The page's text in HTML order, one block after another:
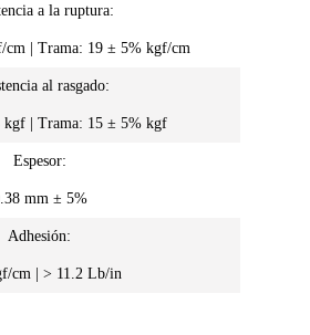
a la ruptura:
| Trama: 19 ± 5% kgf/cm
al rasgado:
kgf | Trama: 15 ± 5% kgf
Espesor:
mm ± 5%
Adhesión:
cm | > 11.2 Lb/in